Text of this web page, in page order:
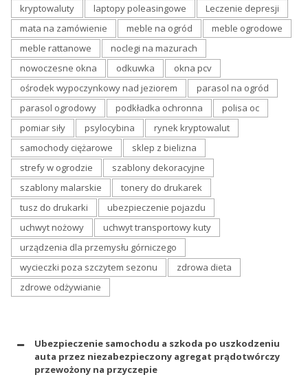
kryptowaluty
laptopy poleasingowe
Leczenie depresji
mata na zamówienie
meble na ogród
meble ogrodowe
meble rattanowe
noclegi na mazurach
nowoczesne okna
odkuwka
okna pcv
ośrodek wypoczynkowy nad jeziorem
parasol na ogród
parasol ogrodowy
podkładka ochronna
polisa oc
pomiar siły
psylocybina
rynek kryptowalut
samochody ciężarowe
sklep z bielizna
strefy w ogrodzie
szablony dekoracyjne
szablony malarskie
tonery do drukarek
tusz do drukarki
ubezpieczenie pojazdu
uchwyt nożowy
uchwyt transportowy kuty
urządzenia dla przemysłu górniczego
wycieczki poza szczytem sezonu
zdrowa dieta
zdrowe odżywianie
Ubezpieczenie samochodu a szkoda po uszkodzeniu
auta przez niezabezpieczony agregat prądotwórczy
przewożony na przyczepie